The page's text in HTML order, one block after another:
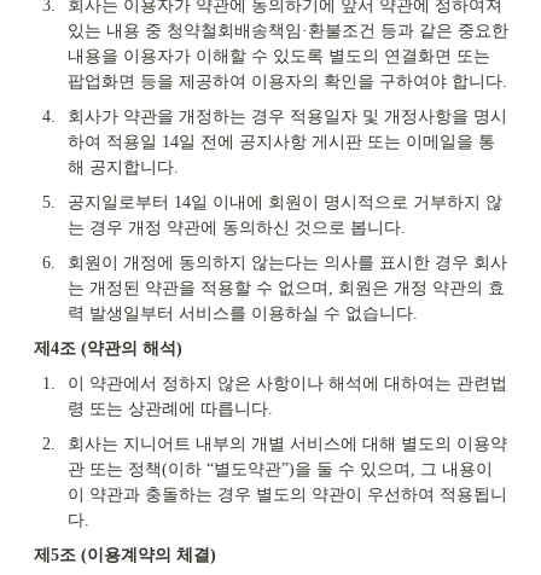
3.
회사는 이용자가 약관에 동의하기에 앞서 약관에 정하여져
있는 내용 중 청약철회배송책임·환불조건 등과 같은 중요한
내용을 이용자가 이해할 수 있도록 별도의 연결화면 또는
팝업화면 등을 제공하여 이용자의 확인을 구하여야 합니다.
4.
회사가 약관을 개정하는 경우 적용일자 및 개정사항을 명시
하여 적용일 14일 전에 공지사항 게시판 또는 이메일을 통
해 공지합니다.
5.
공지일로부터 14일 이내에 회원이 명시적으로 거부하지 않
는 경우 개정 약관에 동의하신 것으로 봅니다.
6.
회원이 개정에 동의하지 않는다는 의사를 표시한 경우 회사
는 개정된 약관을 적용할 수 없으며, 회원은 개정 약관의 효
력 발생일부터 서비스를 이용하실 수 없습니다.
제4조 (약관의 해석)
1.
이 약관에서 정하지 않은 사항이나 해석에 대하여는 관련법
령 또는 상관례에 따릅니다.
2.
회사는 지니어트 내부의 개별 서비스에 대해 별도의 이용약
관 또는 정책(이하 “별도약관”)을 둘 수 있으며, 그 내용이
이 약관과 충돌하는 경우 별도의 약관이 우선하여 적용됩니
다.
제5조 (이용계약의 체결)